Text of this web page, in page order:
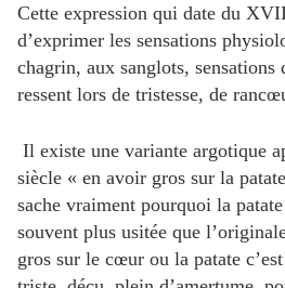
a
r
v
i
n
s
b
Cette expression qui date du
d’exprimer les sensations
chagrin, aux sanglots, sensations
ressent lors de tristesse, de
Il existe une variante argotique
siècle « en avoir gros sur la
sache vraiment pourquoi la
souvent plus usitée que
gros sur le cœur ou la patate